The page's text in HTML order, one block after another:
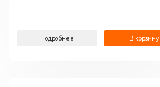
Подробнее В корзину